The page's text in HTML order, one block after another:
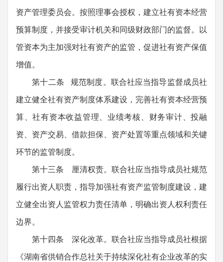
资产管理委员会。按照理事会授权，建立社有资本经营
预算制度，并接受审计机关和同级财政部门的监督。以
管资本为主加强对社有资产的监管，促进社有资产保值
增值。
第十二条 规范制度。联合社应当指导监督成员社
建立健全社有资产制度体系建设，完善社有资本经营预
算、社有资本收益管理、业绩考核、财务审计、投融
资、资产交易、借款担保、资产处置等重点领域和关键
环节的监管制度。
第十三条 厘清权责。联合社应当指导成员社规范
履行出资人职责，指导加强社有资产监管制度建设，建
立健全出资人监管权力责任清单，明确出资人权利责任
边界。
第十四条 深化改革。联合社应当指导成员社根据
《湖南省供销合作总社关于持续深化社有企业改革的实